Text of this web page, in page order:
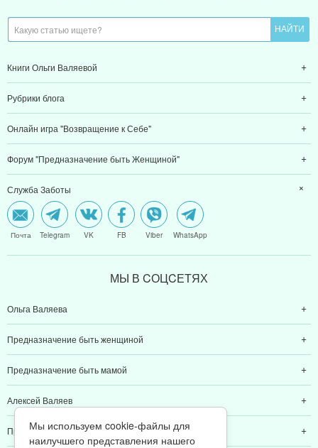
Книги Ольги Валяевой
Рубрики блога
Онлайн игра "Возвращение к Себе"
Форум "Предназначение быть Женщиной"
Служба Заботы
Почта Telegram VK FB Viber WhatsApp
МЫ В CОЦCЕТЯХ
Ольга Валяева
Предназначение быть женщиной
Предназначение быть мамой
Алексей Валяев
Предназначение быть папой
Мы используем cookie-файлы для
наилучшего представления нашего